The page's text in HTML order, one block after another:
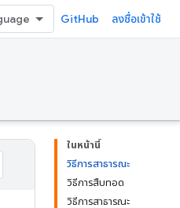
GitHub ลงชื่อเข้าใช้
ในหน้านี้
วิธีการสาธารณะ
วิธีการสืบทอด
วิธีการสาธารณะ